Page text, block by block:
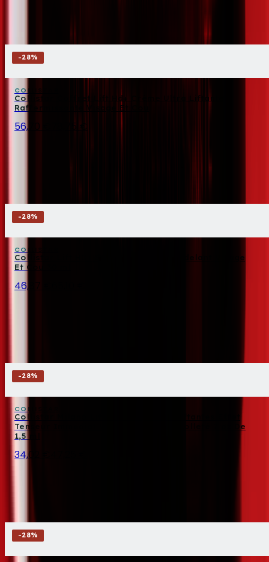
-28%
COLLISTAR
Collistar Coffret Lift Hd+ Crème Ultra Liftante
Raffermissante Visage Et Cou
56,70 € 78,75 €
-28%
COLLISTAR
Collistar Lift HD+ Sérum Liftant Remodelant Visage
Et Cou 30 ml
46,87 €
-28%
COLLISTAR
Collistar Milano Lift HD+ Ampoules Liftantes Effet
Tenseur Immédiat Visage, Cou Et Décolleté 7 pz De
1,5 ml
34,02 €
-28%